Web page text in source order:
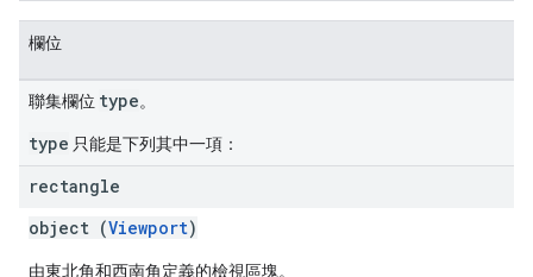
欄位
聯集欄位 type。
type 只能是下列其中一項：
rectangle
object (Viewport)
由東北角和西南角定義的檢視區塊。